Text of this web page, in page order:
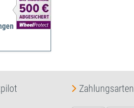
Zahlungsarten